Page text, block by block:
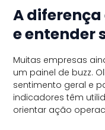
A
e entender
Muitas empresas
um painel de buzz.
sentimento geral e
indicadores têm
orientar ação